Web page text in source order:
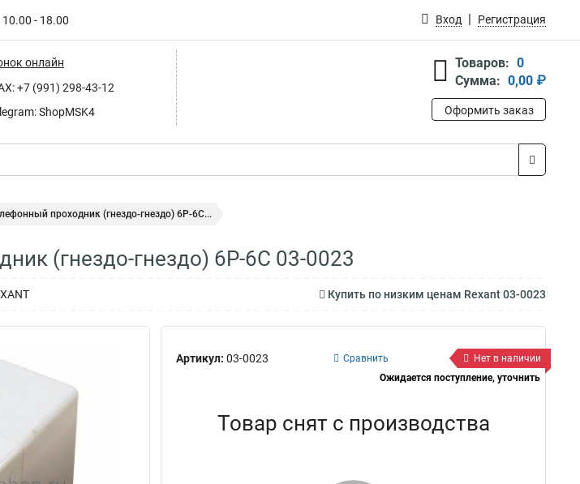
10.00 - 18.00 Вход Регистрация
онлайн
+7 (991) 298-43-12
ShopMSK4
Товаров: 0
Сумма: 0,00 ₽
Оформить заказ
проходник (гнездо-гнездо) 6P-6C...
(гнездо-гнездо) 6P-6C 03-0023
Купить по низким ценам Rexant 03-0023
Артикул: 03-0023 Сравнить
Нет в наличии
Ожидается поступление, уточнить
Товар снят с производства